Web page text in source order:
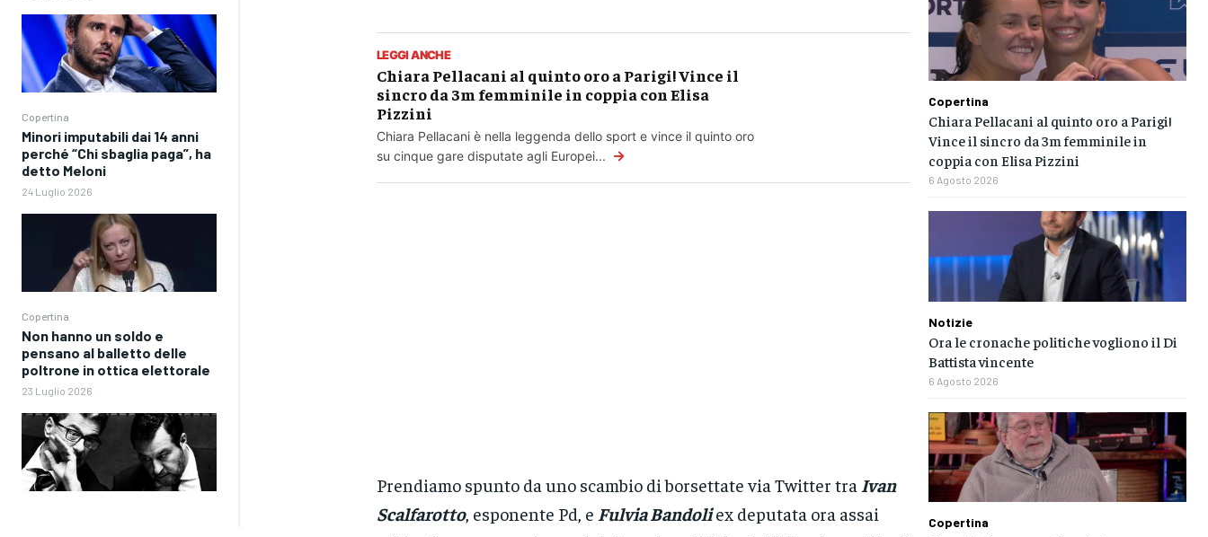
Copertina
Minori imputabili dai 14 anni
perché “Chi sbaglia paga”, ha
detto Meloni
24 Luglio 2026
Copertina
Non hanno un soldo e
pensano al balletto delle
poltrone in ottica elettorale
23 Luglio 2026
LEGGI ANCHE
Chiara Pellacani al quinto oro a Parigi! Vince il
sincro da 3m femminile in coppia con Elisa
Pizzini
Chiara Pellacani è nella leggenda dello sport e vince il quinto oro
su cinque gare disputate agli Europei... →
Prendiamo spunto da uno scambio di borsettate via Twitter tra Ivan
Scalfarotto, esponente Pd, e Fulvia Bandoliex deputata ora assai
Copertina
Chiara Pellacani al quinto oro a Parigi!
Vince il sincro da 3m femminile in
coppia con Elisa Pizzini
6 Agosto 2026
Notizie
Ora le cronache politiche vogliono il Di
Battista vincente
6 Agosto 2026
Copertina